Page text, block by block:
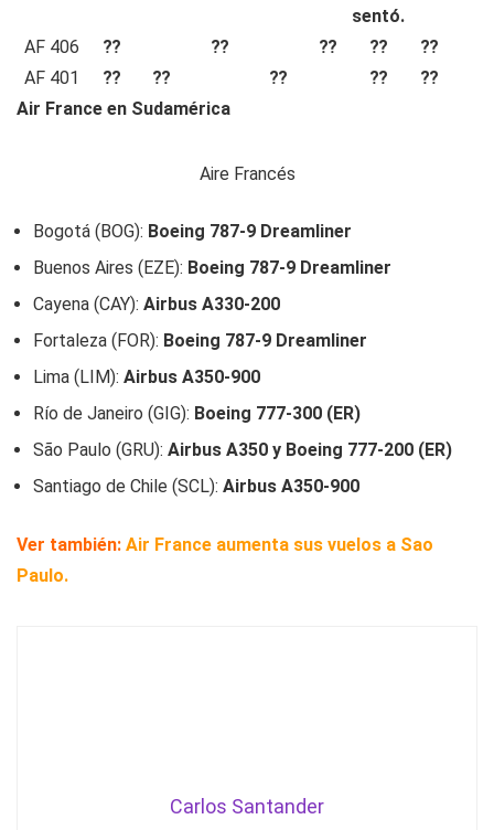
sentó.
AF 406 ⁇ ⁇ ⁇ ⁇
⁇
AF 401
⁇ ⁇ ⁇ ⁇
⁇
Air France en Sudamérica
Aire Francés
Bogotá (BOG): Boeing 787-9 Dreamliner
Buenos Aires (EZE): Boeing 787-9 Dreamliner
Cayena (CAY): Airbus A330-200
Fortaleza (FOR): Boeing 787-9 Dreamliner
Lima (LIM): Airbus A350-900
Río de Janeiro (GIG): Boeing 777-300 (ER)
São Paulo (GRU): Airbus A350 y Boeing 777-200 (ER)
Santiago de Chile (SCL): Airbus A350-900
Ver también: Air France aumenta sus vuelos a Sao
Paulo.
Carlos Santander